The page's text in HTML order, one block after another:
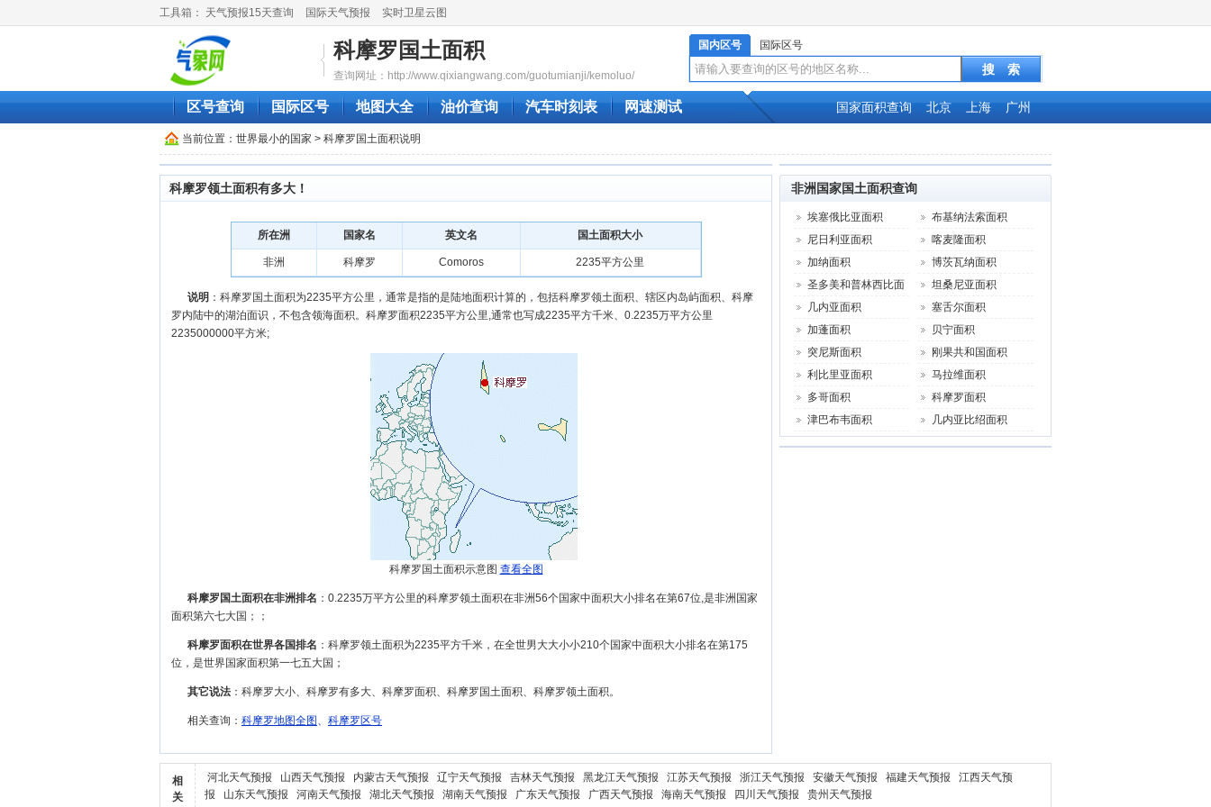
工具箱： 天气预报15天查询 国际天气预报 实时卫星云图
科摩罗国土面积
查询网址：http://www.qixiangwang.com/guotumianji/kemoluo/
国内区号 国际区号
区号查询 国际区号 地图大全 油价查询 汽车时刻表 网速测试 国家面积查询 北京 上海 广州
当前位置： 世界最小的国家 > 科摩罗国土面积说明
科摩罗领土面积有多大！
所在洲 国家名 英文名 国土面积大小
非洲 科摩罗 Comoros 2235平方公里
说明 ：科摩罗国土面积为2235平方公里，通常是指的是陆地面积计算的，包括科摩罗领土面积、辖区内岛屿面积、科摩
罗内陆中的湖泊面识，不包含领海面积。科摩罗面积2235平方公里,通常也写成2235平方千米、0.2235万平方公里
2235000000平方米;
科摩罗国土面积示意图 查看全图
科摩罗国土面积在非洲排名 ：0.2235万平方公里的科摩罗领土面积在非洲56个国家中面积大小排名在第67位,是非洲国家
面积第六七大国；；
科摩罗面积在世界各国排名 ：科摩罗领土面积为2235平方千米，在全世男大大小小210个国家中面积大小排名在第175
位，是世界国家面积第一七五大国；
其它说法 ：科摩罗大小、科摩罗有多大、科摩罗面积、科摩罗国土面积、科摩罗领土面积。
相关查询： 科摩罗地图全图 、 科摩罗区号
非洲国家国土面积查询
埃塞俄比亚面积
布基纳法索面积
尼日利亚面积
喀麦隆面积
加纳面积
博茨瓦纳面积
圣多美和普林西比面
坦桑尼亚面积
几内亚面积
塞舌尔面积
加蓬面积
贝宁面积
突尼斯面积
刚果共和国面积
利比里亚面积
马拉维面积
多哥面积
科摩罗面积
津巴布韦面积
几内亚比绍面积
相
关
河北天气预报 山西天气预报 内蒙古天气预报 辽宁天气预报 吉林天气预报 黑龙江天气预报 江苏天气预报 浙江天气预报 安徽天气预报 福建天气预报
江西天气预
报
山东天气预报 河南天气预报 湖北天气预报 湖南天气预报 广东天气预报 广西天气预报 海南天气预报 四川天气预报 贵州天气预报